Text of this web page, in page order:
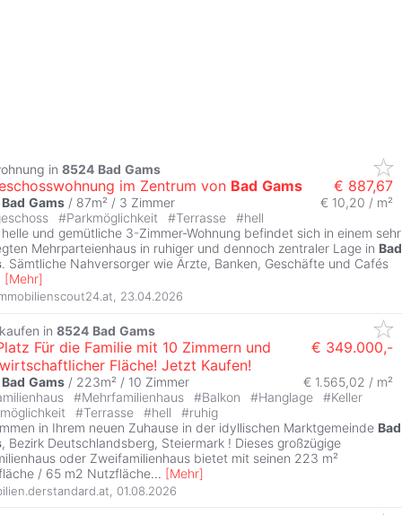
in 8524 Bad Gams
im Zentrum von Bad Gams € 887,67
Bad Gams / 87m² / 3 Zimmer
€ 10,20 / m²
#Parkmöglichkeit #Terrasse #hell
helle und gemütliche 3-Zimmer-Wohnung befindet sich in einem sehr
Mehrparteienhaus in ruhiger und dennoch zentraler Lage in Bad
. Sämtliche Nahversorger wie Ärzte, Banken, Geschäfte und Cafés
[Mehr]
23.04.2026
in 8524 Bad Gams
Für die Familie mit 10 Zimmern und
Fläche! Jetzt Kaufen!
€ 349.000,-
Bad Gams / 223m² / 10 Zimmer € 1.565,02 / m²
#Mehrfamilienhaus #Balkon #Hanglage #Keller
#Terrasse #hell #ruhig
in Ihrem neuen Zuhause in der idyllischen Marktgemeinde Bad
, Bezirk Deutschlandsberg, Steiermark ! Dieses großzügige
oder Zweifamilienhaus bietet mit seinen 223 m²
/ 65 m2 Nutzfläche... [Mehr]
01.08.2026